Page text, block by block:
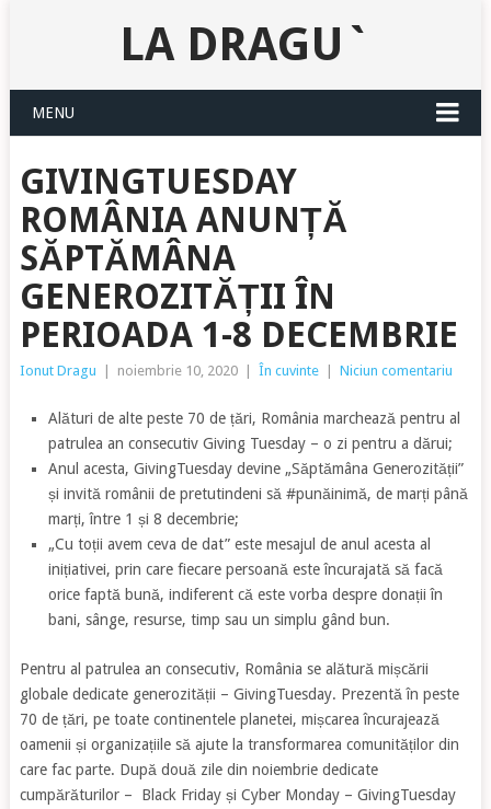
LA DRAGU`
MENU
GIVINGTUESDAY
ROMÂNIA ANUNȚĂ
SĂPTĂMÂNA
GENEROZITĂȚII ÎN
PERIOADA 1-8 DECEMBRIE
Ionut Dragu noiembrie 10, 2020 În cuvinte Niciun comentariu
Alături de alte peste 70 de țări, România marchează pentru al
patrulea an consecutiv Giving Tuesday – o zi pentru a dărui;
Anul acesta, GivingTuesday devine „Săptămâna Generozității”
și invită românii de pretutindeni să #punăinimă, de marți până
marți, între 1 și 8 decembrie;
„Cu toții avem ceva de dat” este mesajul de anul acesta al
inițiativei, prin care fiecare persoană este încurajată să facă
orice faptă bună, indiferent că este vorba despre donații în
bani, sânge, resurse, timp sau un simplu gând bun.
Pentru al patrulea an consecutiv, România se alătură mișcării
globale dedicate generozității – GivingTuesday. Prezentă în peste
70 de țări, pe toate continentele planetei, mișcarea încurajează
oamenii și organizațiile să ajute la transformarea comunităților din
care fac parte. După două zile din noiembrie dedicate
cumpărăturilor – Black Friday și Cyber Monday – GivingTuesday